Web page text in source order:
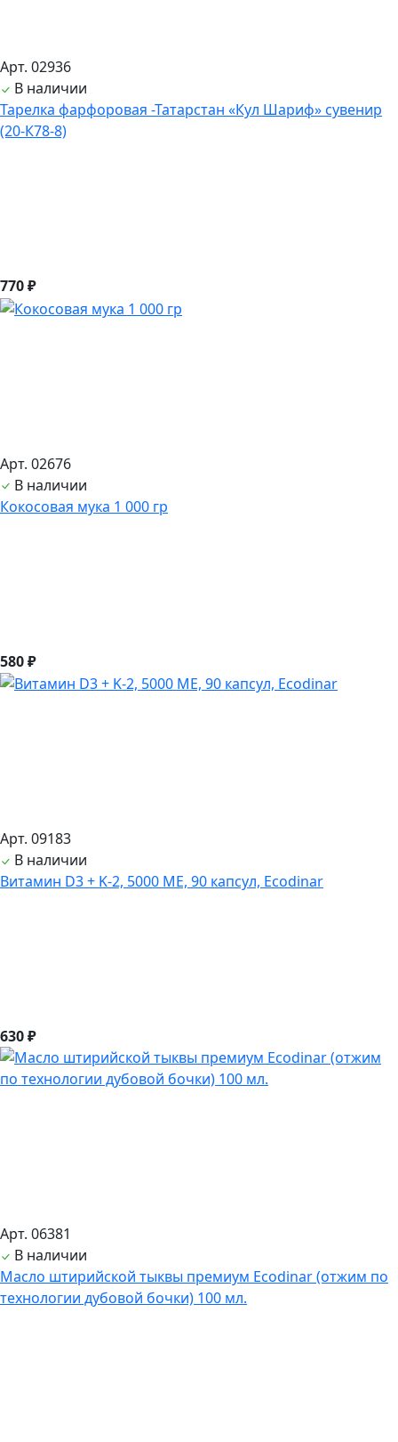
Арт. 02936
В наличии
Тарелка фарфоровая -Татарстан «Кул Шариф» сувенир
(20-К78-8)
770 ₽
Арт. 02676
В наличии
Кокосовая мука 1 000 гр
580 ₽
Арт. 09183
В наличии
Витамин D3 + K-2, 5000 ME, 90 капсул, Ecodinar
630 ₽
Арт. 06381
В наличии
Масло штирийской тыквы премиум Ecodinar (отжим по
технологии дубовой бочки) 100 мл.